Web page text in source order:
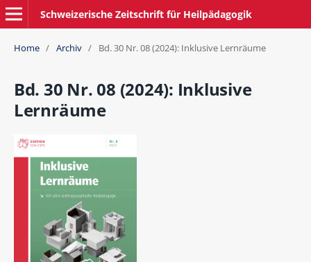
Schweizerische Zeitschrift für Heilpädagogik
Home / Archiv / Bd. 30 Nr. 08 (2024): Inklusive Lernräume
Bd. 30 Nr. 08 (2024): Inklusive
Lernräume